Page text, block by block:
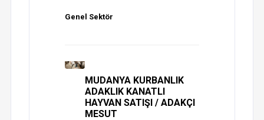
Genel Sektör
MUDANYA KURBANLIK
ADAKLIK KANATLI
HAYVAN SATIŞI / ADAKÇI
MESUT